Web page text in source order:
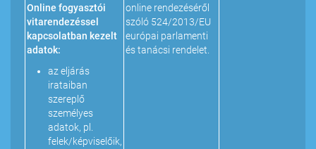
Online fogyasztói
vitarendezéssel
kapcsolatban kezelt
adatok:
az eljárás
irataiban
szereplő
személyes
adatok, pl.
felek/képviselőik,
online rendezéséről
szóló 524/2013/EU
európai parlamenti
és tanácsi rendelet.